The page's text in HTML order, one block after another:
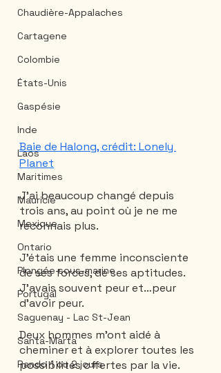
Chaudière-Appalaches
Cartagene
Colombie
États-Unis
Gaspésie
Inde
Laos
Maritimes
Mauricie
Mexique
Ontario
Plongée sous-marine
Portugal
Saguenay - Lac St-Jean
Santa-Marta
Rando 1 ou 2 jours
Baie de Halong, crédit: Lonely
Planet
J'ai beaucoup changé depuis
trois ans, au point où je ne me
reconnais plus.
J'étais une femme inconsciente
de ses forces, de ses aptitudes.
J'avais souvent peur et…peur
d'avoir peur.
Deux hommes m'ont aidé à
cheminer et à explorer toutes les
possibilités offertes par la vie.